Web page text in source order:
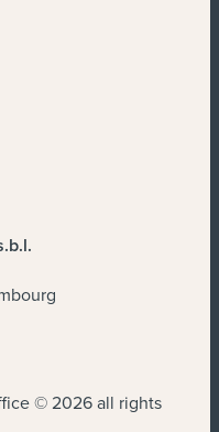
© 2026 all rights